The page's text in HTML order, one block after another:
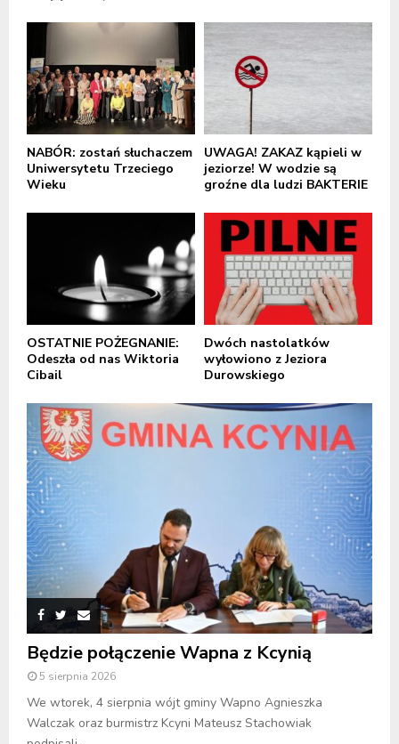
NABÓR: zostań słuchaczem
Uniwersytetu Trzeciego
Wieku
UWAGA! ZAKAZ kąpieli w
jeziorze! W wodzie są
groźne dla ludzi BAKTERIE
OSTATNIE POŻEGNANIE:
Odeszła od nas Wiktoria
Cibail
Dwóch nastolatków
wyłowiono z Jeziora
Durowskiego
Będzie połączenie Wapna z Kcynią
5 sierpnia 2026
We wtorek, 4 sierpnia wójt gminy Wapno Agnieszka
Walczak oraz burmistrz Kcyni Mateusz Stachowiak